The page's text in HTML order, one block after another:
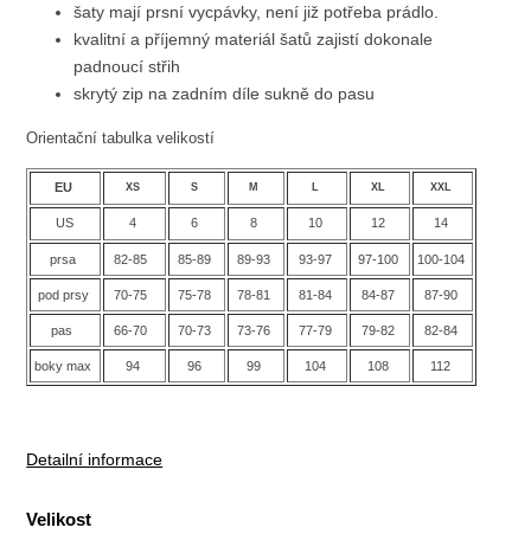
šaty mají prsní vycpávky, není již potřeba prádlo.
kvalitní a příjemný materiál šatů zajistí dokonale
padnoucí střih
skrytý zip na zadním díle sukně do pasu
Orientační tabulka velikostí
EU XS S M XL XXL
US 4 6 8 10 12 14
prsa 82-85 85-89 89-93 93-97 97-100 100-104
pod prsy 70-75 75-78 78-81 81-84 84-87 87-90
pas 66-70 70-73 73-76 77-79 79-82 82-84
boky max 94 96 99 104 108 112
Detailní informace
Velikost